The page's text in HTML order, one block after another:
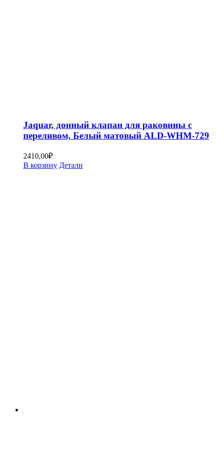
Jaquar, донный клапан для раковины с
переливом, Белый матовый ALD-WHM-729
2410,00₽
В корзину Детали